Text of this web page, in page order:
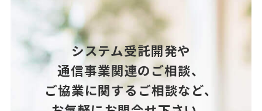
システム受託開発や
通信事業関連のご相談、
ご協業に関するご相談など、